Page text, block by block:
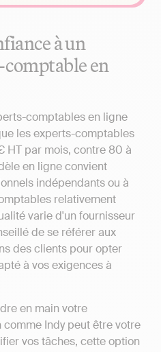
à un
en
comptables en ligne
les experts-comptables
HT par mois, contre 80 à
en ligne convient
indépendants ou à
relativement
varie d'un fournisseur
de se référer aux
des clients pour opter
à vos exigences à
en main votre
Indy peut être votre
vos tâches, cette option